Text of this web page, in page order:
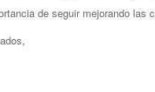
de seguir mejorando